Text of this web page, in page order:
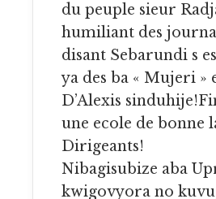
du peuple sieur
humiliant des
disant Sebarundi s
ya des ba « Mujeri
D’Alexis
une ecole de bonne
Dirigeants!
Nibagisubize aba
kwigovyora no